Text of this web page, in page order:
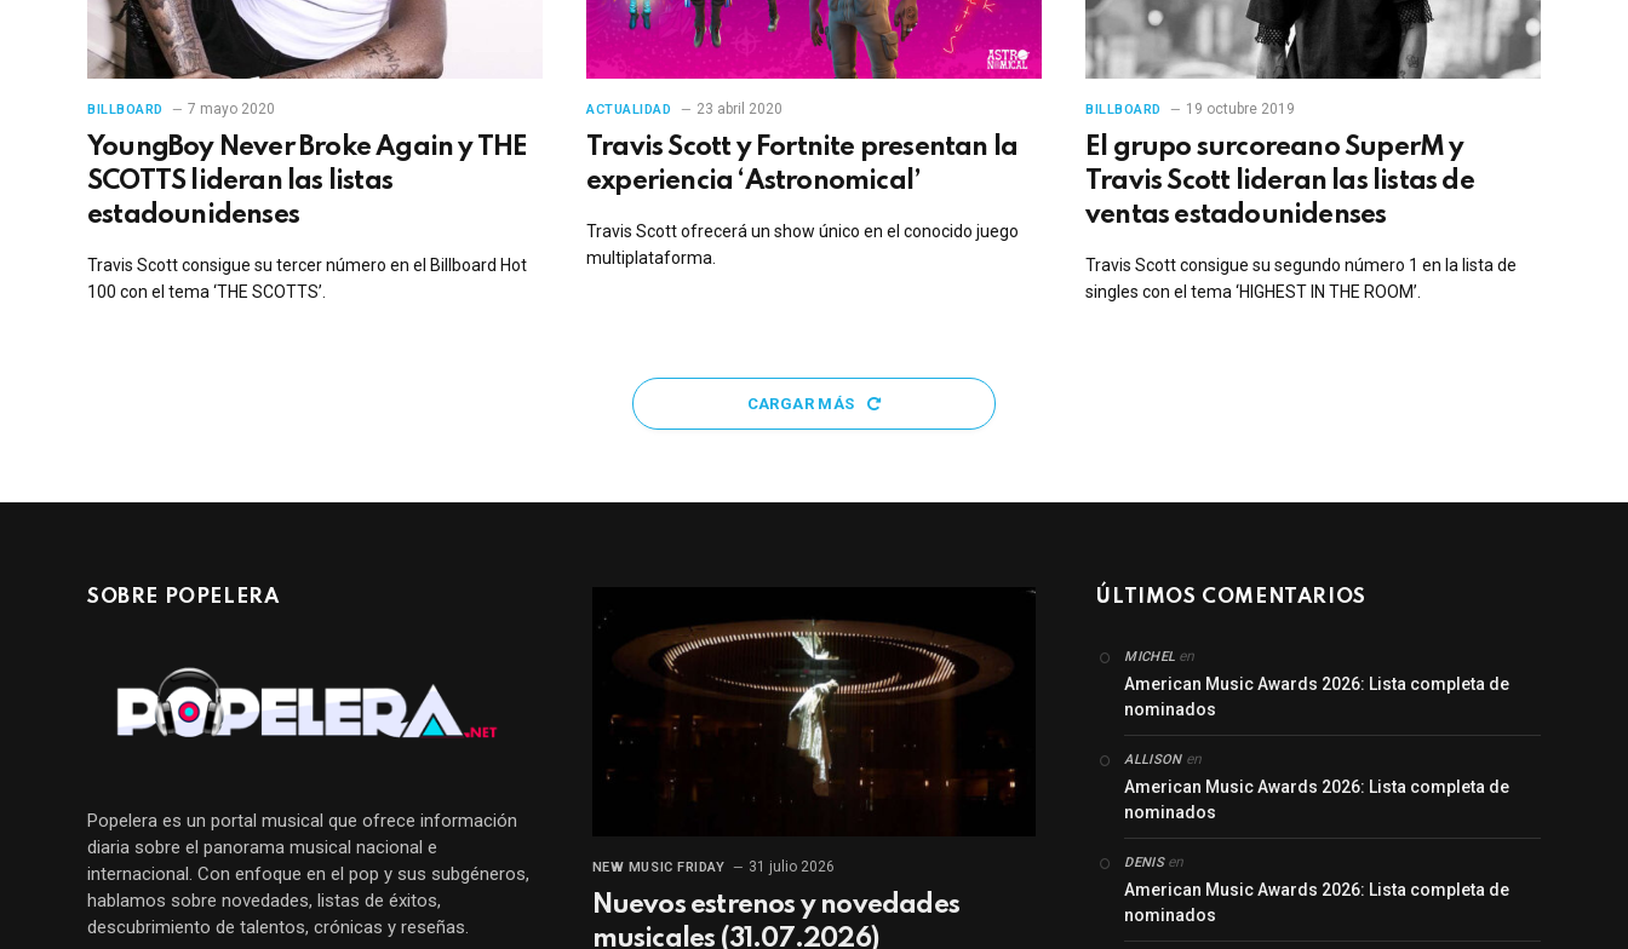
BILLBOARD 7 mayo 2020
YoungBoy Never Broke Again y THE
SCOTTS lideran las listas
estadounidenses
Travis Scott consigue su tercer número en el Billboard Hot
100 con el tema ‘THE SCOTTS’.
ACTUALIDAD 23 abril 2020
Travis Scott y Fortnite presentan la
experiencia ‘Astronomical’
Travis Scott ofrecerá un show único en el conocido juego
multiplataforma.
BILLBOARD 19 octubre 2019
El grupo surcoreano SuperM y
Travis Scott lideran las listas de
ventas estadounidenses
Travis Scott consigue su segundo número 1 en la lista de
singles con el tema ‘HIGHEST IN THE ROOM’.
CARGAR MÁS
SOBRE POPELERA
Popelera es un portal musical que ofrece información
diaria sobre el panorama musical nacional e
internacional. Con enfoque en el pop y sus subgéneros,
hablamos sobre novedades, listas de éxitos,
descubrimiento de talentos, crónicas y reseñas.
NEW MUSIC FRIDAY 31 julio 2026
Nuevos estrenos y novedades
musicales (31.07.2026)
ÚLTIMOS COMENTARIOS
MICHEL en
American Music Awards 2026: Lista completa de
nominados
ALLISONen
American Music Awards 2026: Lista completa de
nominados
DENISen
American Music Awards 2026: Lista completa de
nominados